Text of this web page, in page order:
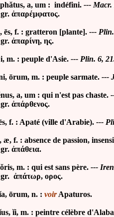
a, um : indéfini. --- Macr.
ἀπαρέμφατος.
ēs, f. : gratteron [plante]. ---
ης.
m. : peuple d'Asie. --- Plin. 6,
ōrum, m. : peuple sarmate. ---
a, um : qui n'est pas chaste.
ἀπάρθενος.
f. : Apaté (ville d'Arabie). ---
æ, f. : absence de passion,
m. : qui est sans père. ---
ορος.
ōrum, n. : voir Apaturos.
ĭi, m. : peintre célèbre